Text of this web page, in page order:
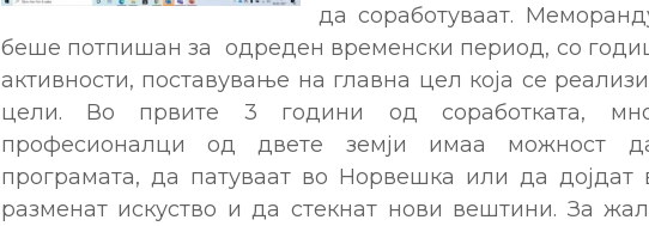
да соработуваат.
беше потпишан за одреден временски период, со
активности, поставување на главна цел која се
цели. Во првите 3 години од соработката,
професионалци од двете земји имаа можност
програмата, да патуваат во Норвешка или да дојдат
разменат искуство и да стекнат нови вештини. За